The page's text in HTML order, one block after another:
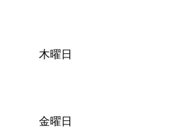
木曜日
金曜日